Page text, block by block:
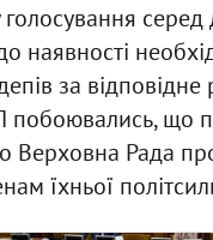
серед
наявності
за відповідне
побоювались, що
Верховна Рада
їхньої